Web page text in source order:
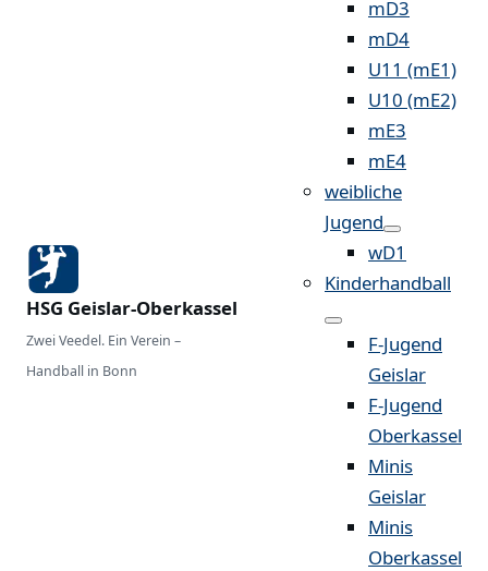
HSG Geislar-Oberkassel
Zwei Veedel. Ein Verein –
Handball in Bonn
mD3
mD4
U11 (mE1)
U10 (mE2)
mE3
mE4
weibliche
Jugend
wD1
Kinderhandball
F-Jugend
Geislar
F-Jugend
Oberkassel
Minis
Geislar
Minis
Oberkassel